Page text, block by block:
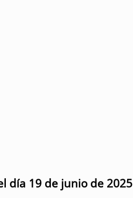
día 19 de junio de 2025